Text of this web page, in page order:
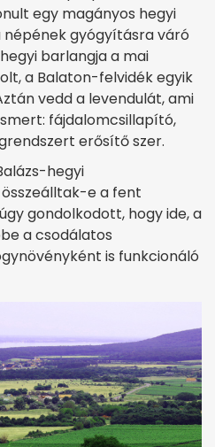
egy magányos hegyi
gyógyításra váró
barlangja a mai
a Balaton-felvidék egyik
vedd a levendulát, ami
fájdalomcsillapító,
erősítő szer.
hegyi
e a fent
gondolkodott, hogy ide, a
a csodálatos
is funkcionáló